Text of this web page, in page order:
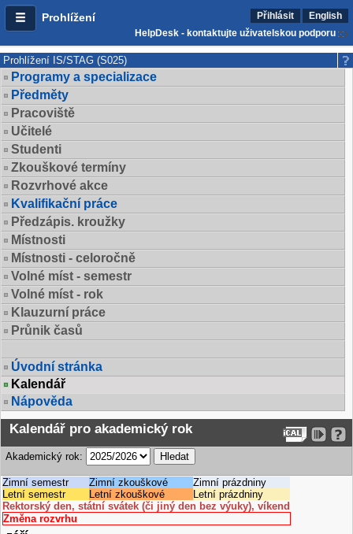
Prohlížení Přihlásit
English
HelpDesk - kontaktujte uživatelskou podporu
Prohlížení IS/STAG (S025)
Programy a specializace
Předměty
Pracoviště
Učitelé
Studenti
Zkouškové termíny
Rozvrhové akce
Kvalifikační práce
Předzápis. kroužky
Místnosti
Místnosti - celoročně
Volné míst - semestr
Volné míst - rok
Klauzurní práce
Průnik časů
Úvodní stránka
Kalendář
Nápověda
Kalendář pro akademický rok
Akademický rok:
Zimní semestr Zimní zkouškové
Zimní prázdniny
Letní semestr
Letní zkouškové
Letní prázdniny
Rektorský den, státní svátek (či jiný den bez výuky), víkend
Změna rozvrhu